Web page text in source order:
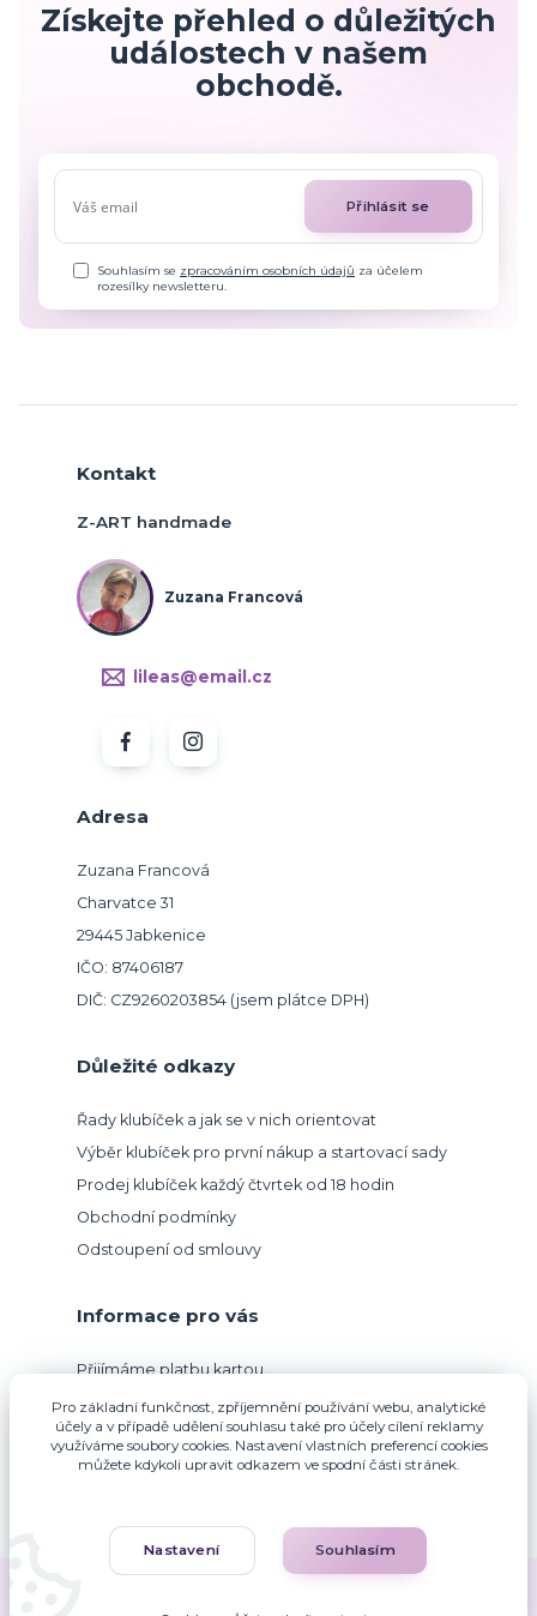
Získejte přehled o důležitých
událostech v našem
obchodě.
Přihlásit se
Souhlasím se zpracováním osobních údajů za účelem
rozesílky newsletteru.
Adresa
Zuzana Francová
Charvatce 31
29445 Jabkenice
IČO: 87406187
DIČ: CZ9260203854 (jsem plátce DPH)
Důležité odkazy
Řady klubíček a jak se v nich orientovat
Výběr klubíček pro první nákup a startovací sady
Prodej klubíček každý čtvrtek od 18 hodin
Obchodní podmínky
Odstoupení od smlouvy
Informace pro vás
Přijímáme platbu kartou.
Kontakt
Z-ART handmade
Zuzana Francová
lileas@email.cz
Pro základní funkčnost, zpříjemnění používání webu, analytické
účely a v případě udělení souhlasu také pro účely cílení reklamy
využíváme soubory cookies. Nastavení vlastních preferencí cookies
můžete kdykoli upravit odkazem ve spodní části stránek.
Nastavení Souhlasím